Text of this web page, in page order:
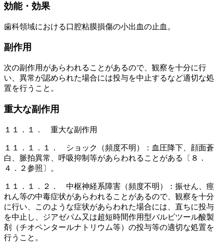
効能・効果
歯科領域における口腔粘膜損傷の小出血の止血。
副作用
次の副作用があらわれることがあるので、観察を十分に行
い、異常が認められた場合には投与を中止するなど適切な処
置を行うこと。
重大な副作用
１１．１． 重大な副作用
１１．１．１． ショック（頻度不明）：血圧降下、顔面蒼
白、脈拍異常、呼吸抑制等があらわれることがある〔８．
４．２参照〕。
１１．１．２． 中枢神経系障害（頻度不明）：振せん、痙
れん等の中毒症状があらわれることがあるので、観察を十分
に行い、このような症状があらわれた場合には、直ちに投与
を中止し、ジアゼパム又は超短時間作用型バルビツール酸製
剤（チオペンタールナトリウム等）の投与等の適切な処置を
行うこと。